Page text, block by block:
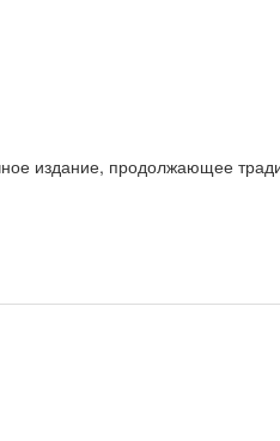
издание, продолжающее
словаря (БЭС).